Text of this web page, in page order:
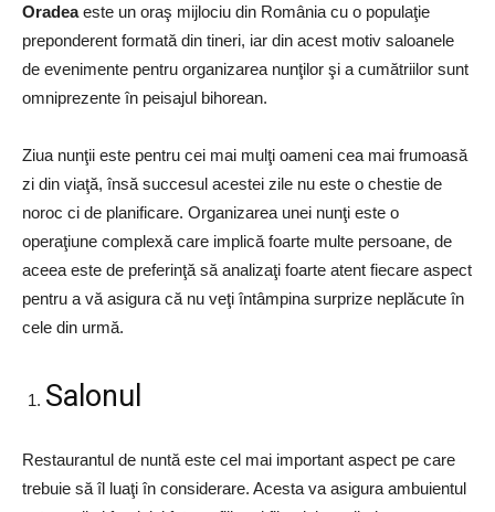
Oradeaeste un oraş mijlociu din România cu o populaţie
preponderent formată din tineri, iar din acest motiv saloanele
de evenimente pentru organizarea nunţilor şi a cumătriilor sunt
omniprezente în peisajul bihorean.
Ziua nunţii este pentru cei mai mulţi oameni cea mai frumoasă
zi din viaţă, însă succesul acestei zile nu este o chestie de
noroc ci de planificare. Organizarea unei nunţi este o
operaţiune complexă care implică foarte multe persoane, de
aceea este de preferinţă să analizaţi foarte atent fiecare aspect
pentru a vă asigura că nu veţi întâmpina surprize neplăcute în
cele din urmă.
Salonul
Restaurantul de nuntă este cel mai important aspect pe care
trebuie să îl luaţi în considerare. Acesta va asigura ambuientul